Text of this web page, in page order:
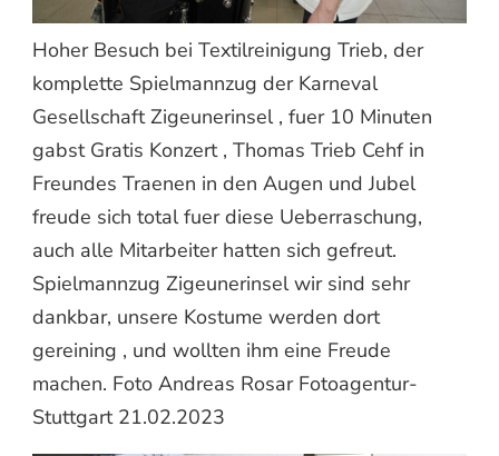
Hoher Besuch bei Textilreinigung Trieb, der
komplette Spielmannzug der Karneval
Gesellschaft Zigeunerinsel , fuer 10 Minuten
gabst Gratis Konzert , Thomas Trieb Cehf in
Freundes Traenen in den Augen und Jubel
freude sich total fuer diese Ueberraschung,
auch alle Mitarbeiter hatten sich gefreut.
Spielmannzug Zigeunerinsel wir sind sehr
dankbar, unsere Kostume werden dort
gereining , und wollten ihm eine Freude
machen. Foto Andreas Rosar Fotoagentur-
Stuttgart 21.02.2023